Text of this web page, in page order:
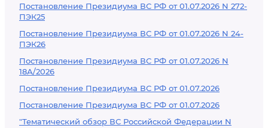
Постановление Президиума ВС РФ от 01.07.2026 N 272-
ПЭК25
Постановление Президиума ВС РФ от 01.07.2026 N 24-
ПЭК26
Постановление Президиума ВС РФ от 01.07.2026 N
18А/2026
Постановление Президиума ВС РФ от 01.07.2026
Постановление Президиума ВС РФ от 01.07.2026
"Тематический обзор ВС Российской Федерации N